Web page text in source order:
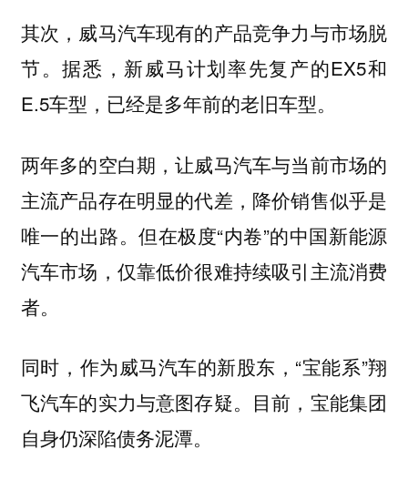
其次，威马汽车现有的产品竞争力与市场脱
节。据悉，新威马计划率先复产的EX5和
E.5车型，已经是多年前的老旧车型。
两年多的空白期，让威马汽车与当前市场的
主流产品存在明显的代差，降价销售似乎是
唯一的出路。但在极度“内卷”的中国新能源
汽车市场，仅靠低价很难持续吸引主流消费
者。
同时，作为威马汽车的新股东，“宝能系”翔
飞汽车的实力与意图存疑。目前，宝能集团
自身仍深陷债务泥潭。